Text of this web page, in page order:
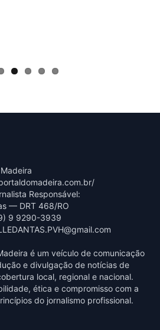
Responsável:
— DRT 468/RO
9 9290-3939
é um veículo de comunicação
e divulgação de notícias de
local, regional e nacional.
ética e compromisso com a
do jornalismo profissional.